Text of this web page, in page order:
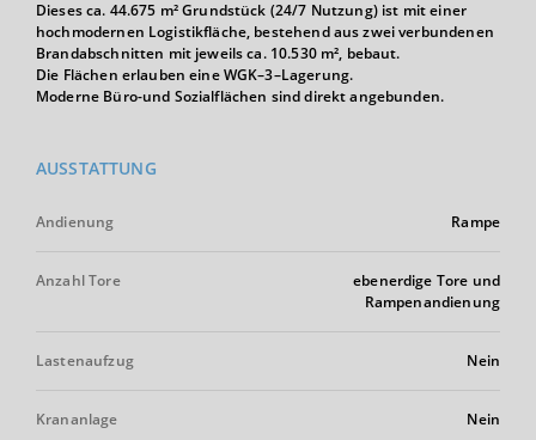
Dieses ca. 44.675 m² Grundstück (24/7 Nutzung) ist mit einer
hochmodernen Logistikfläche, bestehend aus zwei verbundenen
Brandabschnitten mit jeweils ca. 10.530 m², bebaut.
Die Flächen erlauben eine WGK–3–Lagerung.
Moderne Büro-und Sozialflächen sind direkt angebunden.
AUSSTATTUNG
Andienung Rampe
Anzahl Tore
ebenerdige Tore und
Rampenandienung
Lastenaufzug Nein
Krananlage Nein